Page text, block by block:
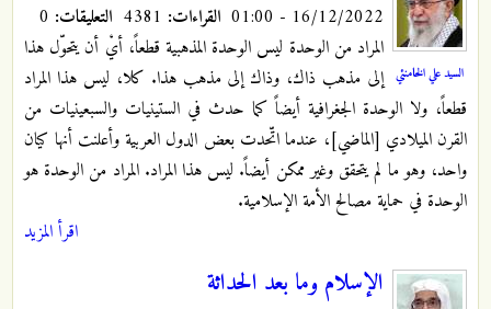
السيد علي الخامنئي
16/12/2022 - 01:00 القراءات: التعليقات:
المراد من الوحدة ليس الوحدة المذهبية قطعاً، أيْ أن يتحوّل هذا
إلى مذهب ذاك، وذاك إلى مذهب هذا. كلا، ليس هذا المراد
قطعاً، ولا الوحدة الجغرافية أيضاً كما حدث في الستينيات والسبعينيات من
القرن الميلادي [الماضي]، عندما اتّحدت بعض الدول العربية وأعلنت أنها كيان
واحد، وهو ما لم يتحقق وغير ممكن أيضاً. ليس هذا المراد. المراد من الوحدة هو
الوحدة في حماية مصالح الأمة الإسلامية.
اقرأ المزيد
الإسلام وما بعد الحداثة